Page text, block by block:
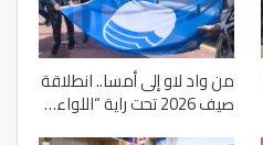
من واد لاو إلى أمسا.. انطلاقة
صيف 2026 تحت راية “اللواء…